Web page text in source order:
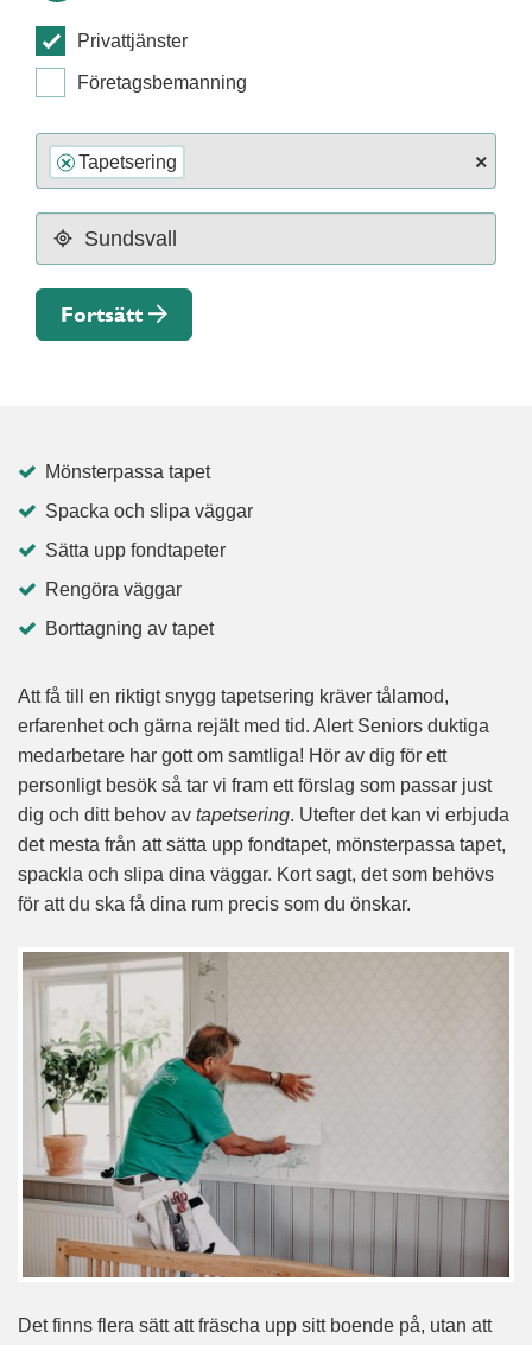
Privattjänster
Företagsbemanning
×
× Tapetsering
Fortsätt
Mönsterpassa tapet
Spacka och slipa väggar
Sätta upp fondtapeter
Rengöra väggar
Borttagning av tapet
Att få till en riktigt snygg tapetsering kräver tålamod,
erfarenhet och gärna rejält med tid. Alert Seniors duktiga
medarbetare har gott om samtliga! Hör av dig för ett
personligt besök så tar vi fram ett förslag som passar just
dig och ditt behov av tapetsering. Utefter det kan vi erbjuda
det mesta från att sätta upp fondtapet, mönsterpassa tapet,
spackla och slipa dina väggar. Kort sagt, det som behövs
för att du ska få dina rum precis som du önskar.
Det finns flera sätt att fräscha upp sitt boende på, utan att